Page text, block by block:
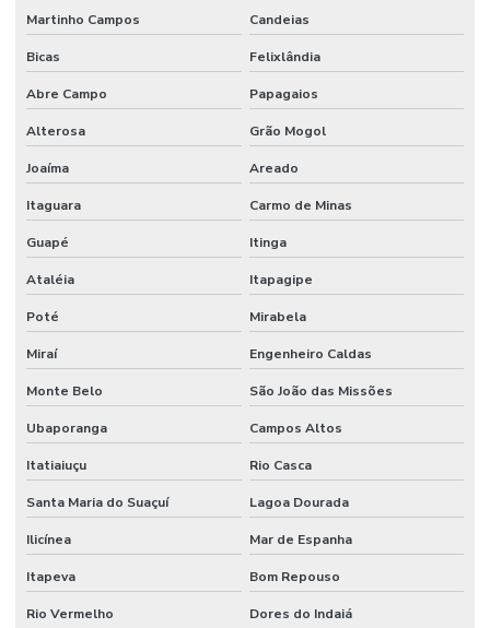
Venda De Filtro Hidráulico
Venda De Junta Universal Para Máquinas
Venda De Manômetro De Pressão Em Minas Gerais
Venda De Orbitrol Em Minas Gerais
Venda De Retentores Em Minas Gerais
Venda De Solenóide Hidráulico
Martinho Campos Candeias
Bicas Felixlândia
Abre Campo Papagaios
Alterosa Grão Mogol
Joaíma Areado
Itaguara Carmo de Minas
Guapé Itinga
Ataléia Itapagipe
Poté Mirabela
Miraí Engenheiro Caldas
Monte Belo São João das Missões
Ubaporanga Campos Altos
Itatiaiuçu Rio Casca
Santa Maria do Suaçuí Lagoa Dourada
Ilicínea Mar de Espanha
Itapeva Bom Repouso
Rio Vermelho Dores do Indaiá